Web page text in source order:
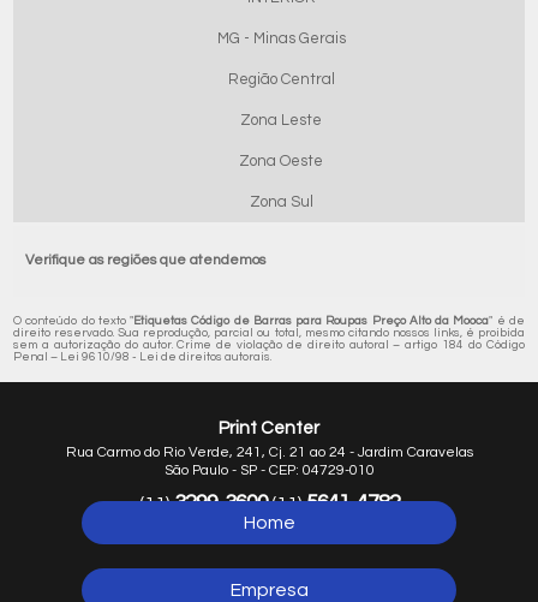
MG - Minas Gerais
Região Central
Zona Leste
Zona Oeste
Zona Sul
Verifique as regiões que atendemos
O conteúdo do texto " Etiquetas Código de Barras para Roupas Preço Alto da Mooca" é de
direito reservado. Sua reprodução, parcial ou total, mesmo citando nossos links, é proibida
sem a autorização do autor. Crime de violação de direito autoral – artigo 184 do Código
Penal – Lei 9610/98 - Lei de direitos autorais.
Print Center
Rua Carmo do Rio Verde, 241, Cj. 21 ao 24 - Jardim Caravelas
São Paulo - SP - CEP: 04729-010
(11)3299-3600(11)5641-4782
5641-1254
Home
Empresa